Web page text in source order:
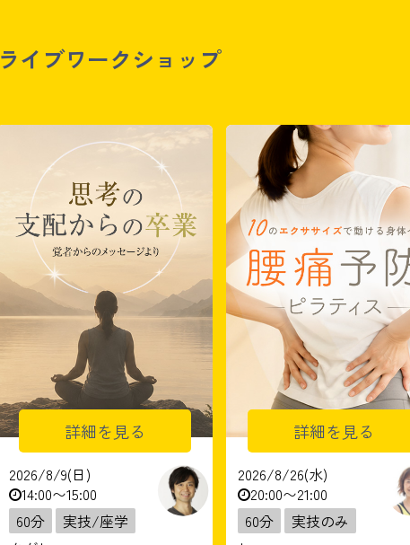
ライブワークショップ
詳細を見る
2026/8/9(日)
14:00〜15:00
60分
実技/座学
詳細を見る
2026/8/26(水)
20:00〜21:00
60分
実技のみ